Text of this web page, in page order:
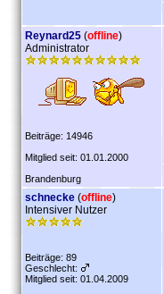
Reynard25 (offline)
Administrator
Beiträge: 14946
Mitglied seit: 01.01.2000
Brandenburg
schnecke (offline)
Intensiver Nutzer
Beiträge: 89
Geschlecht:
Mitglied seit: 01.04.2009